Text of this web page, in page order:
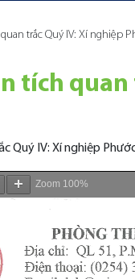
trắc Quý IV: Xí nghiệp
tích
Quý IV: Xí nghiệp
Zoom 100%